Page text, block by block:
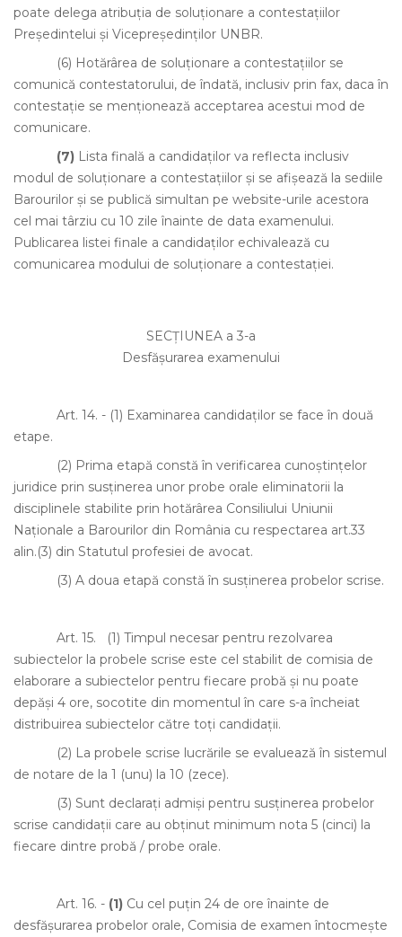
poate delega atribuţia de soluţionare a contestaţiilor
Preşedintelui şi Vicepreşedinţilor UNBR.
(6) Hotărârea de soluţionare a contestaţiilor se
comunică contestatorului, de îndată, inclusiv prin fax, daca în
contestaţie se menţionează acceptarea acestui mod de
comunicare.
(7) Lista finală a candidaţilor va reflecta inclusiv
modul de soluţionare a contestaţiilor şi se afişează la sediile
Barourilor şi se publică simultan pe website-urile acestora
cel mai târziu cu 10 zile înainte de data examenului.
Publicarea listei finale a candidaţilor echivalează cu
comunicarea modului de soluţionare a contestaţiei.
SECŢIUNEA a 3-a
Desfăşurarea examenului
Art. 14. - (1) Examinarea candidaţilor se face în două
etape.
(2) Prima etapă constă în verificarea cunoştinţelor
juridice prin susţinerea unor probe orale eliminatorii la
disciplinele stabilite prin hotărârea Consiliului Uniunii
Naţionale a Barourilor din România cu respectarea art.33
alin.(3) din Statutul profesiei de avocat.
(3) A doua etapă constă în susţinerea probelor scrise.
Art. 15. (1) Timpul necesar pentru rezolvarea
subiectelor la probele scrise este cel stabilit de comisia de
elaborare a subiectelor pentru fiecare probă şi nu poate
depăşi 4 ore, socotite din momentul în care s-a încheiat
distribuirea subiectelor către toţi candidaţii.
(2) La probele scrise lucrările se evaluează în sistemul
de notare de la 1 (unu) la 10 (zece).
(3) Sunt declaraţi admişi pentru susţinerea probelor
scrise candidaţii care au obţinut minimum nota 5 (cinci) la
fiecare dintre probă / probe orale.
Art. 16. - (1) Cu cel puţin 24 de ore înainte de
desfăşurarea probelor orale, Comisia de examen întocmeşte